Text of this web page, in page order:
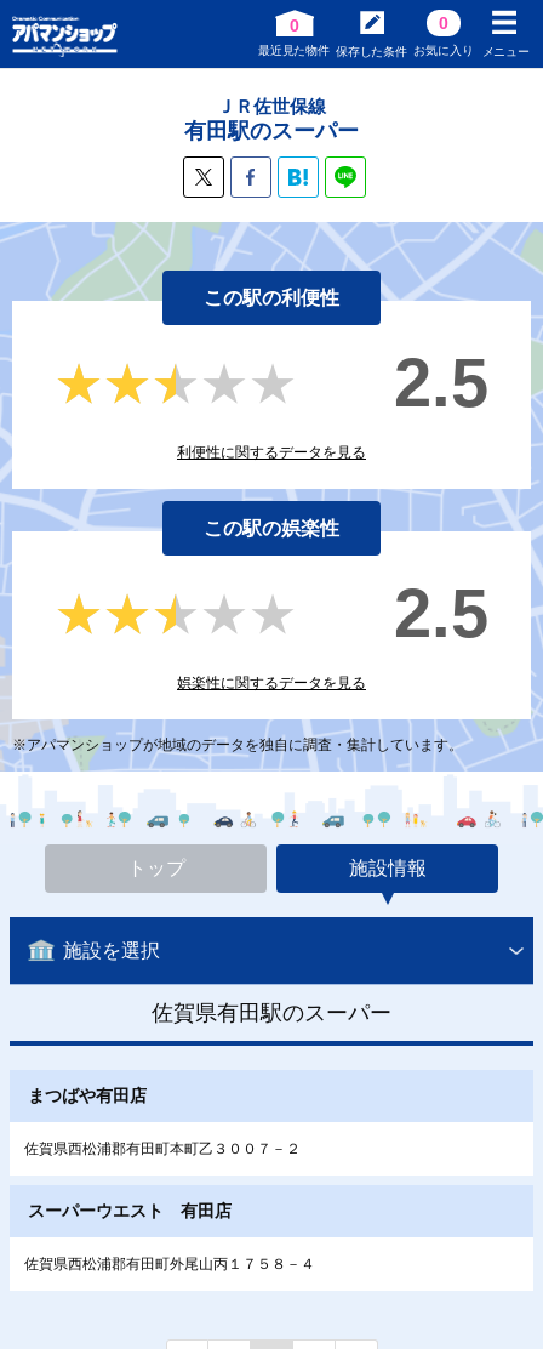
0
最近見た物件 保存した条件
0
お気に入り メニュー
ＪＲ佐世保線
有田駅のスーパー
この駅の利便性
★★★★★
★★★★★ 2.5
利便性に関するデータを見る
この駅の娯楽性
★★★★★
★★★★★ 2.5
娯楽性に関するデータを見る
※アパマンショップが地域のデータを独自に調査・集計しています。
トップ 施設情報
施設を選択
佐賀県有田駅のスーパー
まつばや有田店
佐賀県西松浦郡有田町本町乙３００７－２
スーパーウエスト 有田店
佐賀県西松浦郡有田町外尾山丙１７５８－４